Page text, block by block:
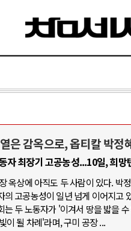
은 감옥으로, 옵티칼 박정
자 최장기 고공농성...10일, 희망
옥상에 아직도 두 사람이 있다. 박
의 고공농성이 일년 넘게 이어지고
는 두 노동자가 '이겨서 땅을 밟을
이 될 차례'라며, 구미 공장 ...
나 전쟁
리전의 역..
, 러시아..
까지 공..
호르무즈
호르무즈
이란, 호